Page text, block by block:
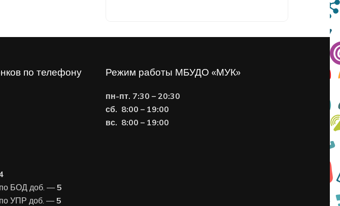
по телефону
по БОД доб. —5
по УПР доб. —5
Режим работы МБУДО «МУК»
пн-пт. 7:30 – 20:30
сб. 8:00 – 19:00
вс. 8:00 – 19:00